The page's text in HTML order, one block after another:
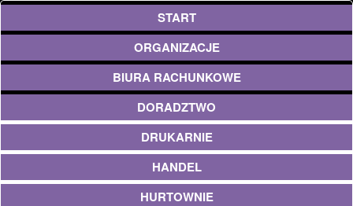
START
ORGANIZACJE
BIURA RACHUNKOWE
DORADZTWO
DRUKARNIE
HANDEL
HURTOWNIE